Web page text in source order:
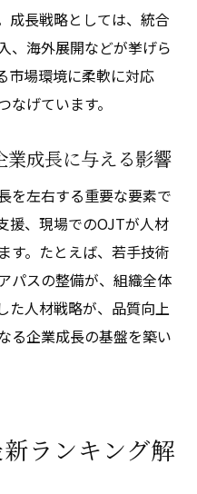
成長戦略としては、統合
、海外展開などが挙げら
市場環境に柔軟に対応
げています。
業成長に与える影響
を左右する重要な要素で
援、現場でのOJTが人材
す。たとえば、若手技術
パスの整備が、組織全体
た人材戦略が、品質向上
る企業成長の基盤を築い
ランキング解